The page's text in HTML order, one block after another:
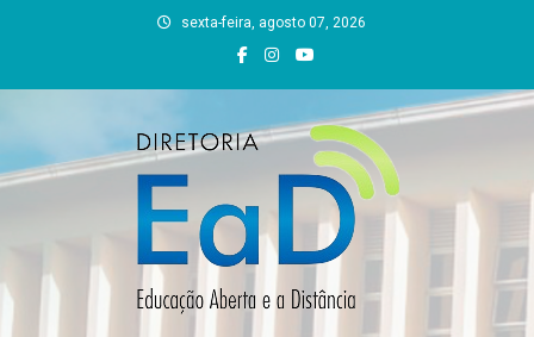
sexta-feira, agosto 07, 2026